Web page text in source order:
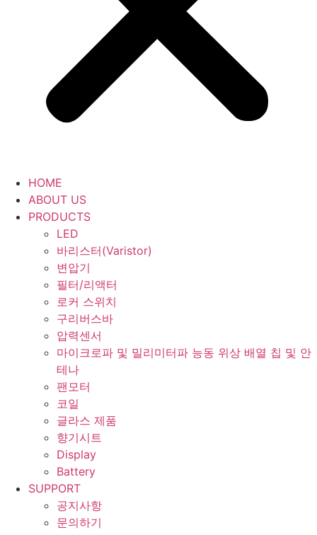
HOME
ABOUT US
PRODUCTS
LED
바리스터(Varistor)
변압기
필터/리액터
로커 스위치
구리버스바
압력센서
마이크로파 및 밀리미터파 능동 위상 배열 칩 및 안
테나
팬모터
코일
글라스 제품
향기시트
Display
Battery
SUPPORT
공지사항
문의하기